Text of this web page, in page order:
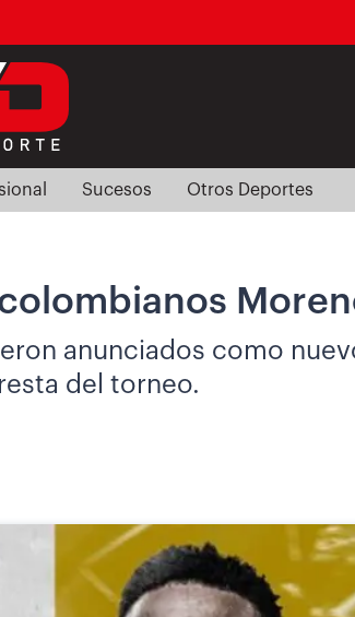
Sucesos Otros Deportes
anunciados como
del torneo.